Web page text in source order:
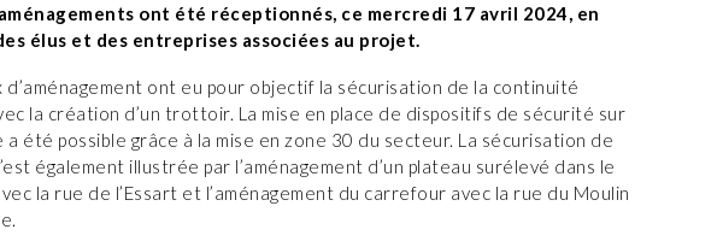
ont été réceptionnés, ce mercredi 17 avril 2024, en
élus et des entreprises associées au projet.
d’aménagement ont eu pour objectif la sécurisation de la continuité
la création d’un trottoir. La mise en place de dispositifs de sécurité sur
a été possible grâce à la mise en zone 30 du secteur. La sécurisation de
également illustrée par l’aménagement d’un plateau surélevé dans le
la rue de l’Essart et l’aménagement du carrefour avec la rue du Moulin